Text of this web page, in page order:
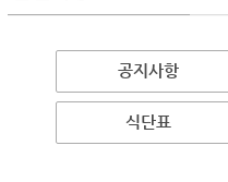
공지사항
식단표